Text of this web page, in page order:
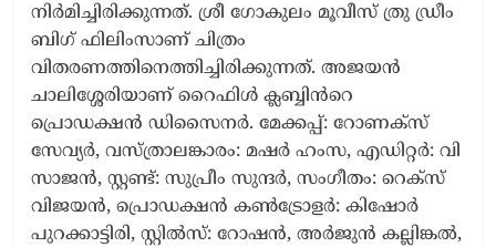
നിർമിച്ചിരിക്കുന്നത്. ശ്രീ ഗോകുലം മൂവീസ് ത്രു ഡ്രീം
ബിഗ് ഫിലിംസാണ് ചിത്രം
വിതരണത്തിനെത്തിച്ചിരിക്കുന്നത്. അജയൻ
ചാലിശ്ശേരിയാണ് റൈഫിൾ ക്ലബ്ബിൻറെ
പ്രൊഡക്ഷൻ ഡിസൈനർ. മേക്കപ്പ്: റോണക്‌സ്
സേവ്യർ, വസ്ത്രാലങ്കാരം: മഷർ ഹംസ, എഡിറ്റർ: വി
സാജൻ, സ്റ്റണ്ട്: സുപ്രീം സുന്ദർ, സംഗീതം: റെക്‌സ്
വിജയൻ, പ്രൊഡക്ഷൻ കൺട്രോളർ: കിഷോർ
പുറക്കാട്ടിരി, സ്റ്റിൽസ്: റോഷൻ, അർജുൻ കല്ലിങ്കൽ,